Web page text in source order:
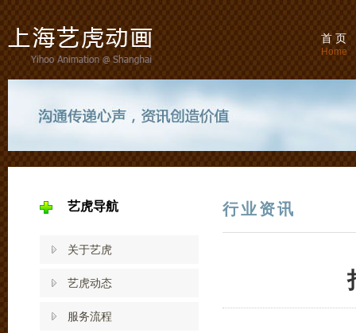
首 页
Home
艺虎导航
关于艺虎
艺虎动态
服务流程
行业资讯